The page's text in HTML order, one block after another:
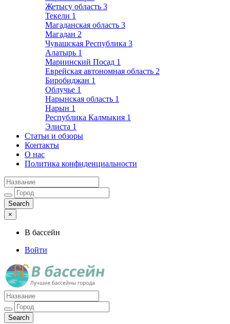
Жетысу область 3
Текели 1
Магаданская область 3
Магадан 2
Чувашская Республика 3
Алатырь 1
Мариинский Посад 1
Еврейская автономная область 2
Биробиджан 1
Облучье 1
Нарынская область 1
Нарын 1
Республика Калмыкия 1
Элиста 1
Статьи и обзоры
Контакты
О нас
Политика конфиденциальности
×
В бассейн
Войти
Лучшие бассейны города